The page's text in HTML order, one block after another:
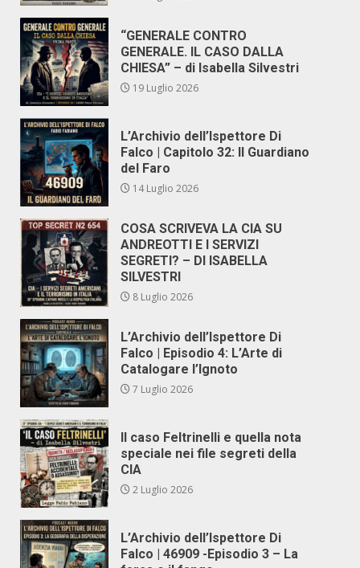
“GENERALE CONTRO
GENERALE. IL CASO DALLA
CHIESA” – di Isabella Silvestri
19 Luglio 2026
L’Archivio dell’Ispettore Di
Falco | Capitolo 32: Il Guardiano
del Faro
14 Luglio 2026
COSA SCRIVEVA LA CIA SU
ANDREOTTI E I SERVIZI
SEGRETI? – DI ISABELLA
SILVESTRI
8 Luglio 2026
L’Archivio dell’Ispettore Di
Falco | Episodio 4: L’Arte di
Catalogare l’Ignoto
7 Luglio 2026
Il caso Feltrinelli e quella nota
speciale nei file segreti della
CIA
2 Luglio 2026
L’Archivio dell’Ispettore Di
Falco | 46909 -Episodio 3 – La